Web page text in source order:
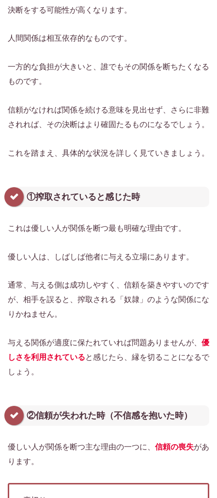
決断をする可能性が高くなります。
人間関係は相互依存的なものです。
一方的な負担が大きいと、誰でもその関係を断ちたくなる
ものです。
信頼がなければ関係を続ける意味を見出せず、さらに非難
されれば、その決断はより確固たるものになるでしょう。
これを踏まえ、具体的な状況を詳しく見ていきましょう。
①搾取されていると感じた時
これは優しい人が関係を断つ最も明確な理由です。
優しい人は、しばしば他者に与える立場にあります。
通常、与える側は成功しやすく、信頼を築きやすいのです
が、相手を誤ると、搾取される「奴隷」のような関係にな
りかねません。
与える関係が適度に保たれていれば問題ありませんが、 優
しさを利用されていると感じたら、縁を切ることになるで
しょう。
②信頼が失われた時（不信感を抱いた時）
優しい人が関係を断つ主な理由の一つに、 信頼の喪失があ
ります。